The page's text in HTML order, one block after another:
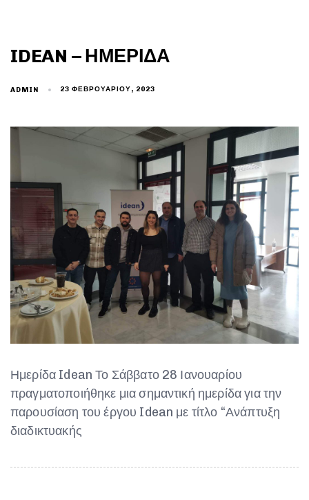
IDEAN – ΗΜΕΡΊΔΑ
ADMIN 23 ΦΕΒΡΟΥΑΡΊΟΥ, 2023
Ημερίδα Idean Το Σάββατο 28 Ιανουαρίου
πραγματοποιήθηκε μια σημαντική ημερίδα για την
παρουσίαση του έργου Idean με τίτλο “Ανάπτυξη
διαδικτυακής